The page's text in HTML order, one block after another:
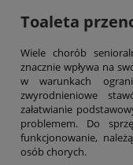
Toaleta
Wiele chorób
znacznie wpływa na
w warunkach
zwyrodnieniowe
załatwianie
problemem. Do
funkcjonowanie,
osób chorych.